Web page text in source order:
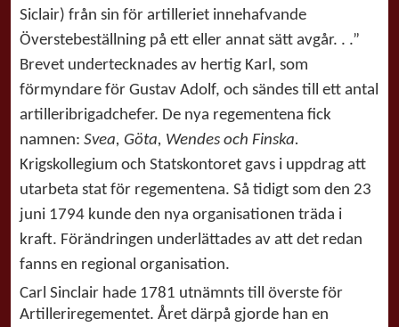
Siclair) från sin för artilleriet innehafvande
Överstebeställning på ett eller annat sätt avgår. . .”
Brevet undertecknades av hertig Karl, som
förmyndare för Gustav Adolf, och sändes till ett antal
artilleribrigadchefer. De nya regementena fick
namnen: Svea, Göta, Wendes och Finska.
Krigskollegium och Statskontoret gavs i uppdrag att
utarbeta stat för regementena. Så tidigt som den 23
juni 1794 kunde den nya organisationen träda i
kraft. Förändringen underlättades av att det redan
fanns en regional organisation.
Carl Sinclair hade 1781 utnämnts till överste för
Artilleriregementet. Året därpå gjorde han en